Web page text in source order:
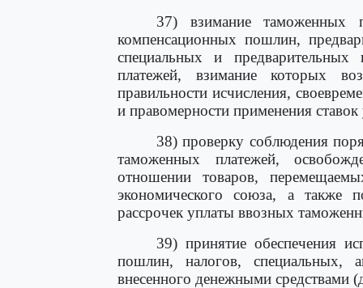
37) взимание таможенных
компенсационных пошлин,
специальных и
платежей, взимание которых
правильности исчисления,
и правомерности применения
38) проверку соблюдения
таможенных платежей,
отношении товаров,
экономического союза, а также
рассрочек уплаты ввозных
39) принятие обеспечения
пошлин, налогов, специальных,
внесенного денежными средствами